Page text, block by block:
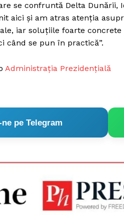
se confruntă Delta Dunării,
aici și am atras atenția
iar soluțiile foarte
când se pun în practică”.
Administrația Prezidențială
pe Telegram